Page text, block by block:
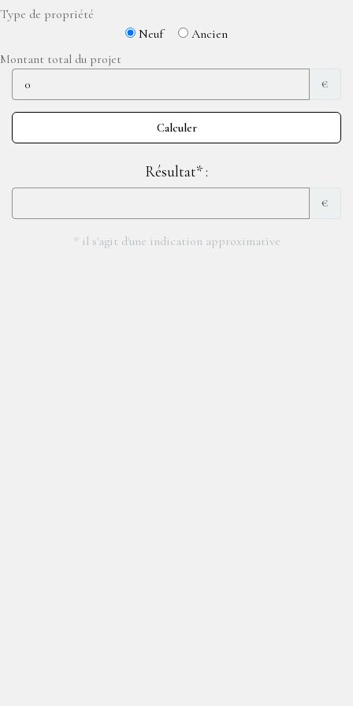
Type de propriété
Neuf
Ancien
Montant total du projet
€
Résultat* :
€
* il s'agit d'une indication approximative